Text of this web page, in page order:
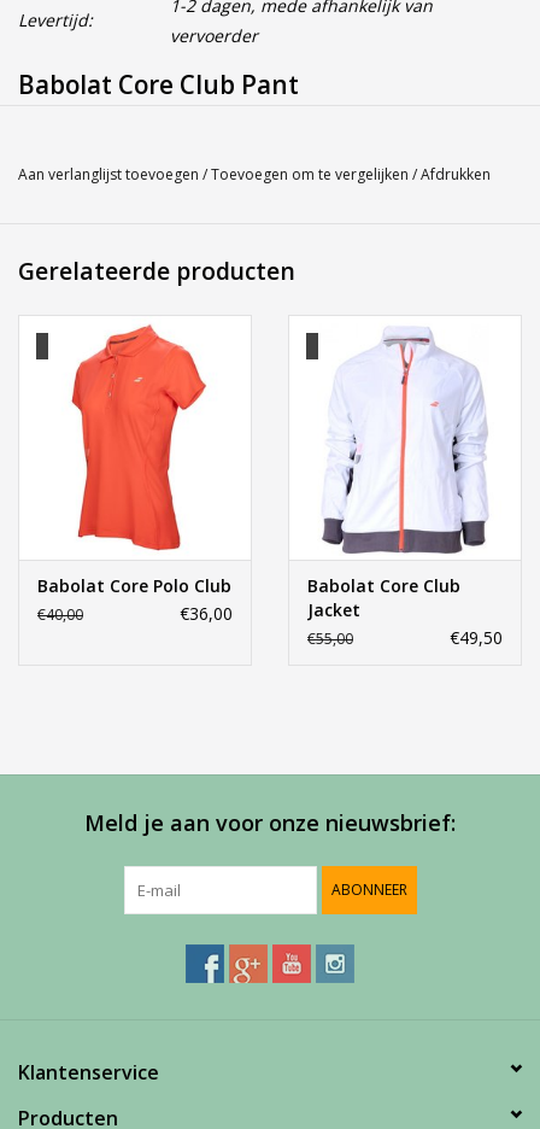
Levertijd:
1-2 dagen, mede afhankelijk van
vervoerder
Babolat Core Club Pant
Materiaal: 100% polyester
Service
aankoop. Neem telefonisch (0180-551844) contact op voor
meer informatie of om een afspraak te maken in onze
showroom.
Aan verlanglijst toevoegen /Toevoegen om te vergelijken /Afdrukken
Gerelateerde producten
Babolat Core Polo Club
€40,00 €36,00
Babolat Core Club
Jacket
€55,00 €49,50
Meld je aan voor onze nieuwsbrief:
ABONNEER
Klantenservice
Producten